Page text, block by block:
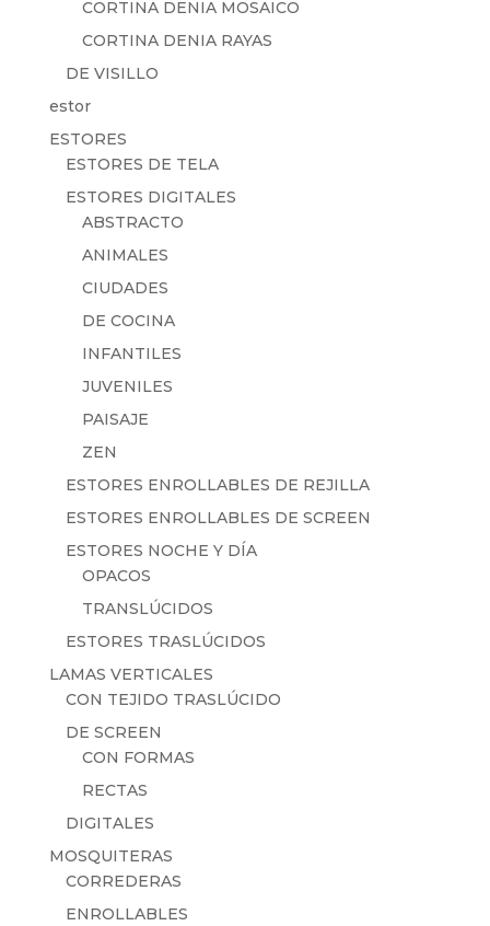
CORTINA DENIA MOSAICO
CORTINA DENIA RAYAS
DE VISILLO
estor
ESTORES
ESTORES DE TELA
ESTORES DIGITALES
ABSTRACTO
ANIMALES
CIUDADES
DE COCINA
INFANTILES
JUVENILES
PAISAJE
ZEN
ESTORES ENROLLABLES DE REJILLA
ESTORES ENROLLABLES DE SCREEN
ESTORES NOCHE Y DÍA
OPACOS
TRANSLÚCIDOS
ESTORES TRASLÚCIDOS
LAMAS VERTICALES
CON TEJIDO TRASLÚCIDO
DE SCREEN
CON FORMAS
RECTAS
DIGITALES
MOSQUITERAS
CORREDERAS
ENROLLABLES